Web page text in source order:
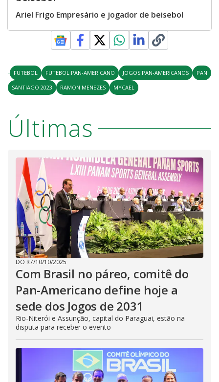
Ariel Frigo Empresário e jogador de beisebol
FUTEBOL FUTEBOL PAN-AMERICANO JOGOS PAN-AMERICANOS
PAN
SANTIAGO 2023
RAMON MENEZES MYCAEL
Últimas
DO R7/10/10/2025
Com Brasil no páreo, comitê do
Pan-Americano define hoje a
sede dos Jogos de 2031
Rio-Niterói e Assunção, capital do Paraguai, estão na
disputa para receber o evento